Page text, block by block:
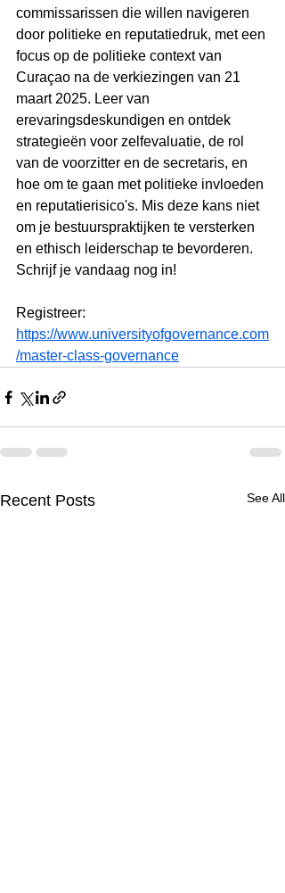
commissarissen die willen navigeren
door politieke en reputatiedruk, met een
focus op de politieke context van
Curaçao na de verkiezingen van 21
maart 2025. Leer van
erevaringsdeskundigen en ontdek
strategieën voor zelfevaluatie, de rol
van de voorzitter en de secretaris, en
hoe om te gaan met politieke invloeden
en reputatierisico's. Mis deze kans niet
om je bestuurspraktijken te versterken
en ethisch leiderschap te bevorderen.
Schrijf je vandaag nog in!
Registreer:
https://www.universityofgovernance.com
/master-class-governance
Recent Posts See All